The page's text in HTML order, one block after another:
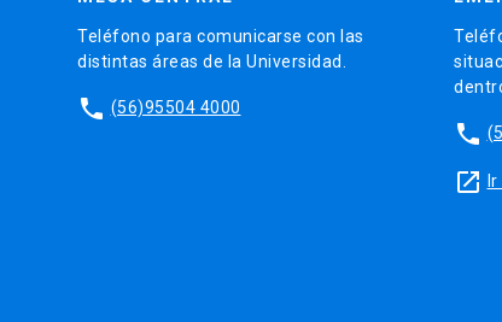
Teléfono para comunicarse con las
distintas áreas de la Universidad.
phone (56)95504 4000
phone
launch